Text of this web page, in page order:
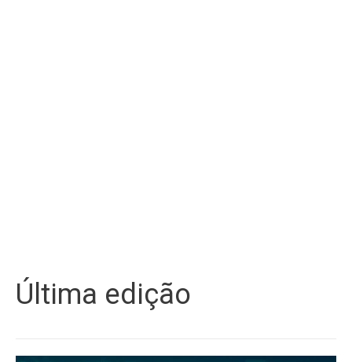
Última edição